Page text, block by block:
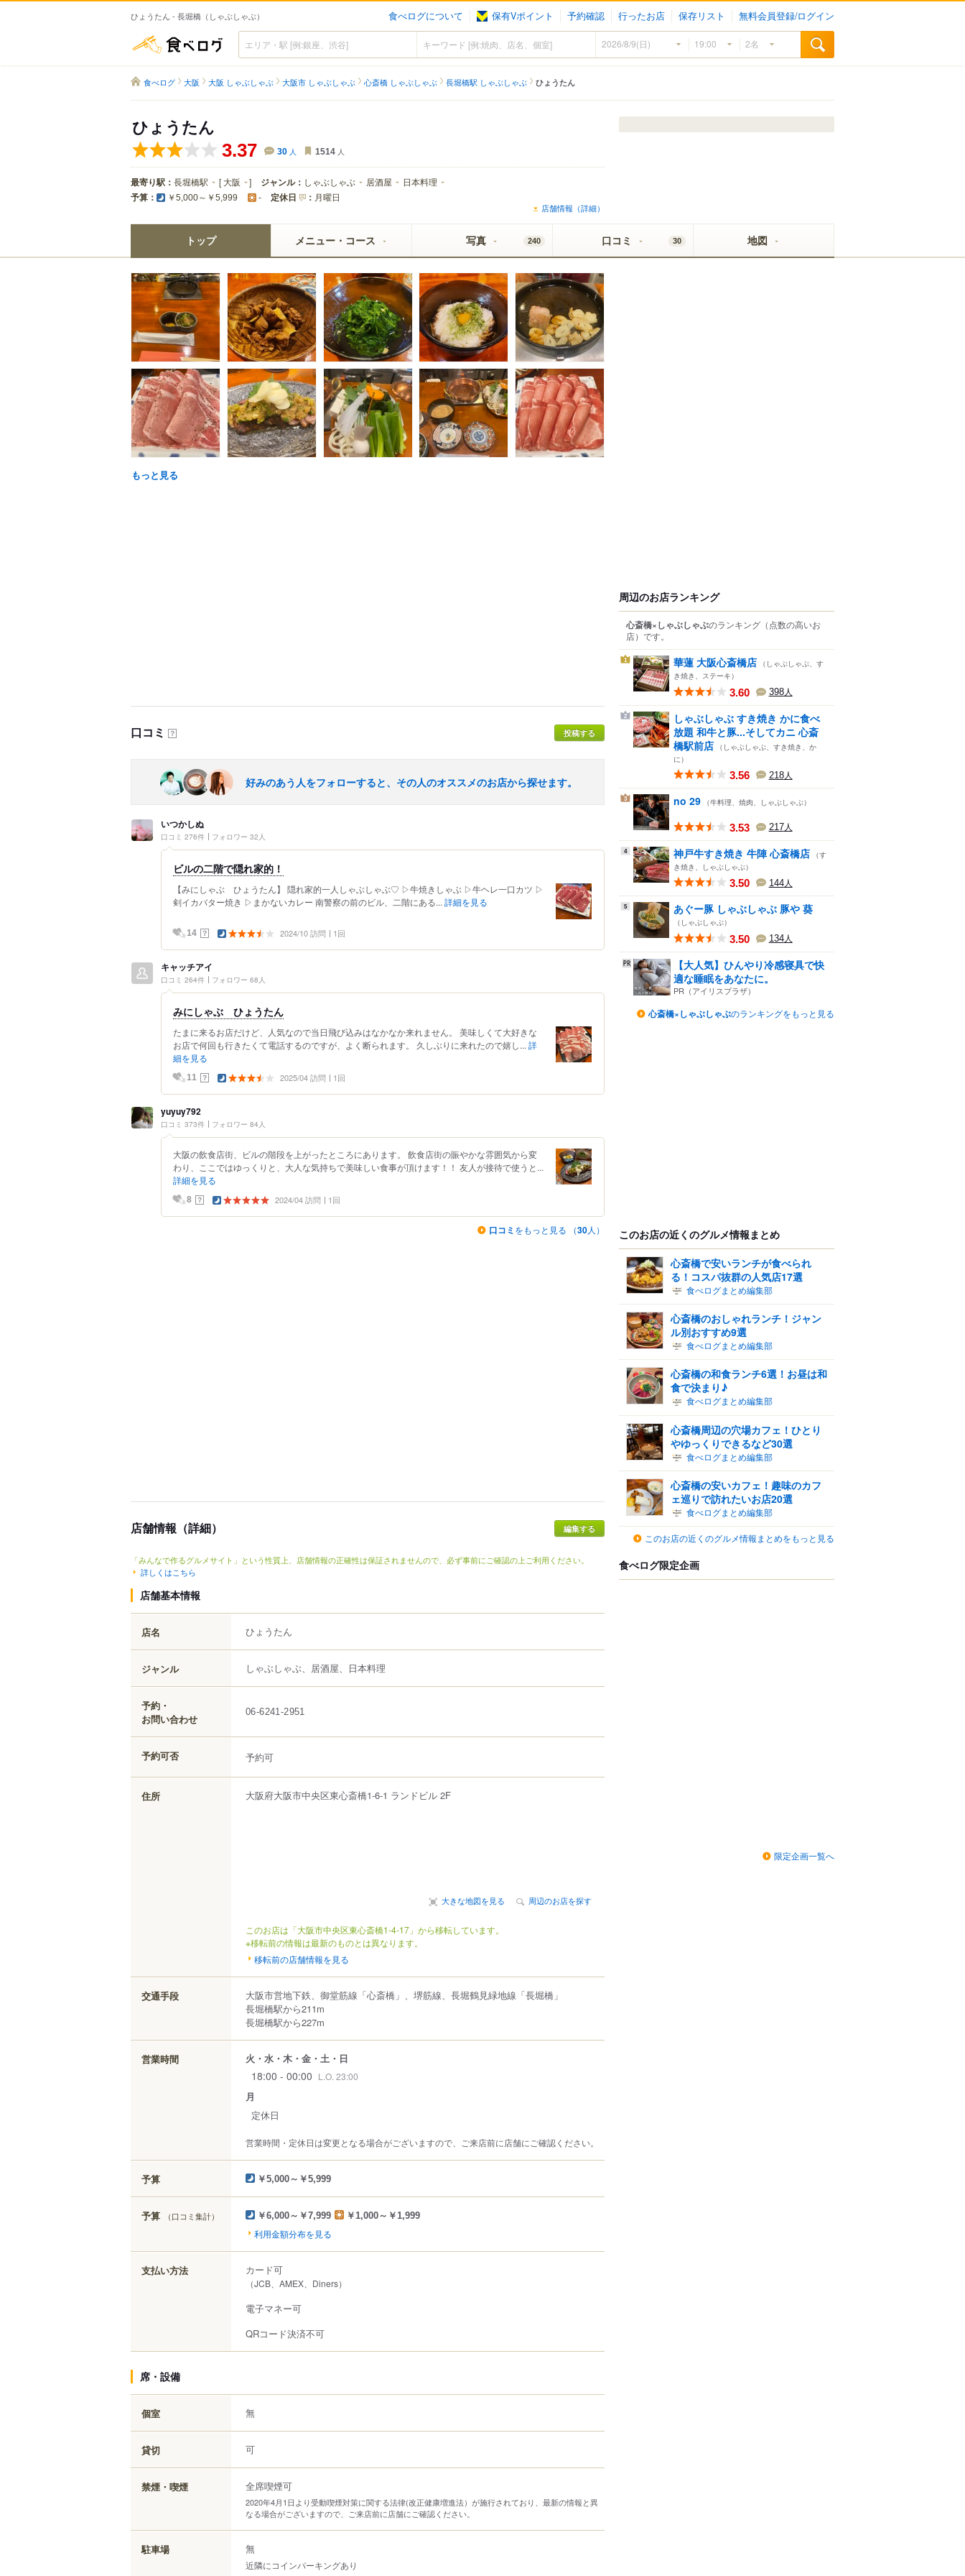
ひょうたん - 長堀橋（しゃぶしゃぶ） 食べログについて 保有Vポイント 予約確認 行ったお店 保存リスト 無料会員登録/ログイン
食べログ
食べログ 大阪 大阪 しゃぶしゃぶ 大阪市 しゃぶしゃぶ 心斎橋 しゃぶしゃぶ 長堀橋駅 しゃぶしゃぶ ひょうたん
ひょうたん
3.37 30 人 1514 人
最寄り駅： 長堀橋駅 [ 大阪 ] ジャンル： しゃぶしゃぶ 居酒屋 日本料理
予算： ￥5,000～￥5,999 - 定休日 ： 月曜日
店舗情報（詳細）
トップ メニュー・コース 写真 240 口コミ 30 地図
もっと見る
口コミ ？ 投稿する
好みのあう人をフォローすると、その人のオススメのお店から探せます。
いつかしぬ
口コミ 276件 フォロワー 32人
ビルの二階で隠れ家的！
【みにしゃぶ ひょうたん】 隠れ家的一人しゃぶしゃぶ♡ ▷牛焼きしゃぶ ▷牛ヘレ一口カツ ▷
剣イカバター焼き ▷まかないカレー 南警察の前のビル、二階にある... 詳細を見る
14 ？ 2024/10 訪問 1回
キャッチアイ
口コミ 264件 フォロワー 68人
みにしゃぶ ひょうたん
たまに来るお店だけど、人気なので当日飛び込みはなかなか来れません。 美味しくて大好きな
お店で何回も行きたくて電話するのですが、よく断られます。 久しぶりに来れたので嬉し... 詳
細を見る
11 ？ 2025/04 訪問 1回
yuyuy792
口コミ 373件 フォロワー 84人
大阪の飲食店街、ビルの階段を上がったところにあります。 飲食店街の賑やかな雰囲気から変
わり、ここではゆっくりと、大人な気持ちで美味しい食事が頂けます！！ 友人が接待で使うと...
詳細を見る
8 ？ 2024/04 訪問 1回
口コミ をもっと見る （30人）
店舗情報（詳細）
「みんなで作るグルメサイト」という性質上、店舗情報の正確性は保証されませんので、必ず事前にご確認の上ご利用ください。
詳しくはこちら
店舗基本情報
店名 ひょうたん
ジャンル しゃぶしゃぶ、居酒屋、日本料理
予約・
お問い合わせ
06-6241-2951
予約可否 予約可
住所 大阪府大阪市中央区東心斎橋1-6-1 ランドビル 2F
大きな地図を見る 周辺のお店を探す
このお店は「大阪市中央区東心斎橋1-4-17」から移転しています。
※移転前の情報は最新のものとは異なります。
移転前の店舗情報を見る
交通手段
大阪市営地下鉄、御堂筋線「心斎橋」、堺筋線、長堀鶴見緑地線「長堀橋」
長堀橋駅から211m
長堀橋駅から227m
営業時間 火・水・木・金・土・日
18:00 - 00:00 L.O. 23:00
月
定休日
営業時間・定休日は変更となる場合がございますので、ご来店前に店舗にご確認ください。
予算 ￥5,000～￥5,999
予算 （口コミ集計） ￥6,000～￥7,999 ￥1,000～￥1,999
利用金額分布を見る
支払い方法 カード可
（JCB、AMEX、Diners）
電子マネー可
QRコード決済不可
席・設備
個室 無
貸切 可
禁煙・喫煙 全席喫煙可
2020年4月1日より受動喫煙対策に関する法律(改正健康増進法）が施行されており、最新の情報と異
なる場合がございますので、ご来店前に店舗にご確認ください。
駐車場 無
近隣にコインパーキングあり
周辺のお店ランキング
心斎橋×しゃぶしゃぶのランキング （点数の高いお
店） です。
1 華蓮 大阪心斎橋店 （しゃぶしゃぶ、す
き焼き、ステーキ）
3.60 398人
2
しゃぶしゃぶ すき焼き かに食べ
放題 和牛と豚...そしてカニ 心斎
橋駅前店 （しゃぶしゃぶ、すき焼き、か
に）
3.56 218人
3 no 29 （牛料理、焼肉、しゃぶしゃぶ）
3.53 217人
4 神戸牛すき焼き 牛陣 心斎橋店 （す
き焼き、しゃぶしゃぶ）
3.50 144人
5 あぐー豚 しゃぶしゃぶ 豚や 葵
（しゃぶしゃぶ）
3.50 134人
【大人気】ひんやり冷感寝具で快
適な睡眠をあなたに。
PR（アイリスプラザ）
心斎橋×しゃぶしゃぶのランキングをもっと見る
このお店の近くのグルメ情報まとめ
心斎橋で安いランチが食べられ
る！コスパ抜群の人気店17選
食べログまとめ編集部
心斎橋のおしゃれランチ！ジャン
ル別おすすめ9選
食べログまとめ編集部
心斎橋の和食ランチ6選！お昼は和
食で決まり♪
食べログまとめ編集部
心斎橋周辺の穴場カフェ！ひとり
やゆっくりできるなど30選
食べログまとめ編集部
心斎橋の安いカフェ！趣味のカフ
ェ巡りで訪れたいお店20選
食べログまとめ編集部
このお店の近くのグルメ情報まとめをもっと見る
食べログ限定企画
限定企画一覧へ